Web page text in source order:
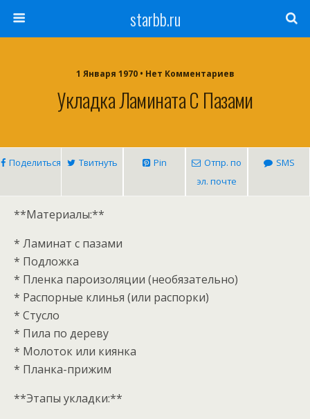
starbb.ru
1 Января 1970 • Нет Комментариев
Укладка Ламината С Пазами
Поделиться Твитнуть Pin
Отпр. по
эл. почте
SMS
**Материалы:**
* Ламинат с пазами
* Подложка
* Пленка пароизоляции (необязательно)
* Распорные клинья (или распорки)
* Стусло
* Пила по дереву
* Молоток или киянка
* Планка-прижим
**Этапы укладки:**